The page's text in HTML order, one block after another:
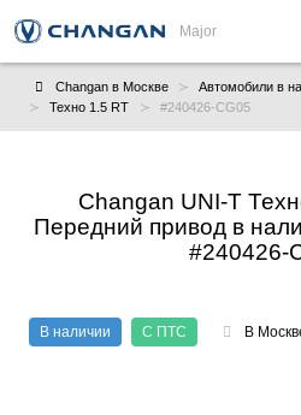
Major
Changan в Москве Автомобили в
Техно 1.5 RT
#240426-CG05
Changan UNI-T
Передний привод в
#240426-
В наличии С ПТС В